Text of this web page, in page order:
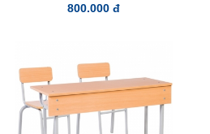
800.000 đ